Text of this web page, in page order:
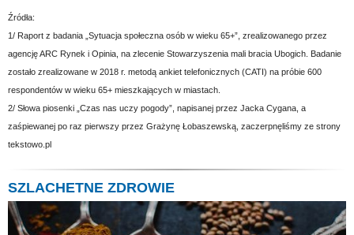
Źródła:
1/ Raport z badania „Sytuacja społeczna osób w wieku 65+”, zrealizowanego przez
agencję ARC Rynek i Opinia, na zlecenie Stowarzyszenia mali bracia Ubogich. Badanie
zostało zrealizowane w 2018 r. metodą ankiet telefonicznych (CATI) na próbie 600
respondentów w wieku 65+ mieszkających w miastach.
2/ Słowa piosenki „Czas nas uczy pogody”, napisanej przez Jacka Cygana, a
zaśpiewanej po raz pierwszy przez Grażynę Łobaszewską, zaczerpnęliśmy ze strony
tekstowo.pl
SZLACHETNE ZDROWIE